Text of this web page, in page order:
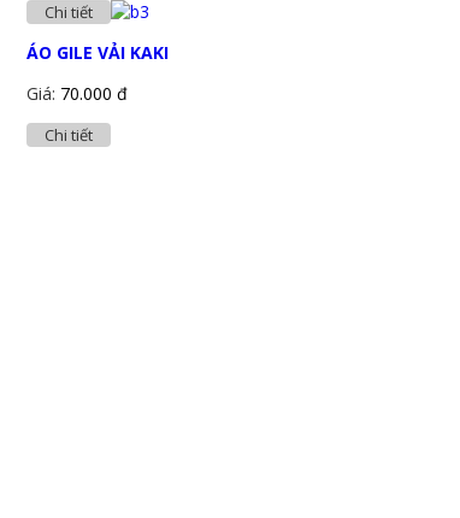
Chi tiết
ÁO GILE VẢI KAKI
Giá: 70.000 đ
Chi tiết